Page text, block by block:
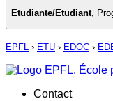
Etudiante/Etudiant
EPFL › ETU › EDOC ›
Contact